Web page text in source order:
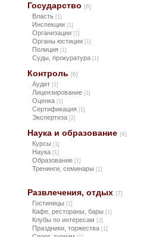
Государство [6]
Власть [1]
Инспекции [1]
Организации [1]
Органы юстиции [1]
Полиция [1]
Суды, прокуратура [1]
Контроль [6]
Аудит [1]
Лицензирование [1]
Оценка [1]
Сертификация [1]
Экспертиза [2]
Наука и образование [4]
Курсы [1]
Наука [1]
Образование [1]
Тренинги, семинары [1]
Развлечения, отдых [7]
Гостиницы [1]
Кафе, рестораны, бары [1]
Клубы по интересам [2]
Праздники, торжества [1]